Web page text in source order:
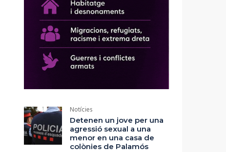
Notícies
Detenen un jove per una
agressió sexual a una
menor en una casa de
colònies de Palamós